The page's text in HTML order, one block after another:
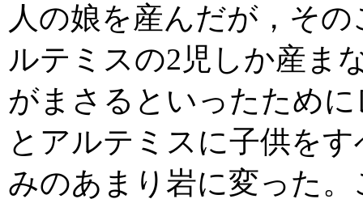
人の娘を産んだが，そ
ルテミスの2児しか産ま
がまさるといったため
とアルテミスに子供を
みのあまり岩に変った